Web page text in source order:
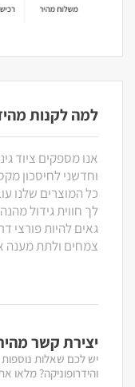
למה לקנות
אנו מספקים ציוד
וחדשני לחיסכון
כל המוצרים שלנו
לך חווית גידול
גאים להיות פורצי
צמחים ולתת מענה
יצירת קשר
יש לכם שאלות נוספות
והידרופוניקה? מלאו